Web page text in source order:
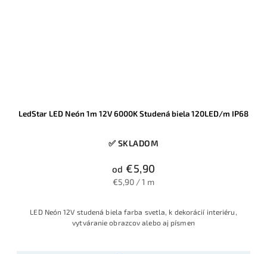
LedStar LED Neón 1m 12V 6000K Studená biela 120LED/m IP68
✅ SKLADOM
od €5,90
€5,90 / 1 m
LED Neón 12V studená biela farba svetla, k dekorácií interiéru,
vytváranie obrazcov alebo aj písmen